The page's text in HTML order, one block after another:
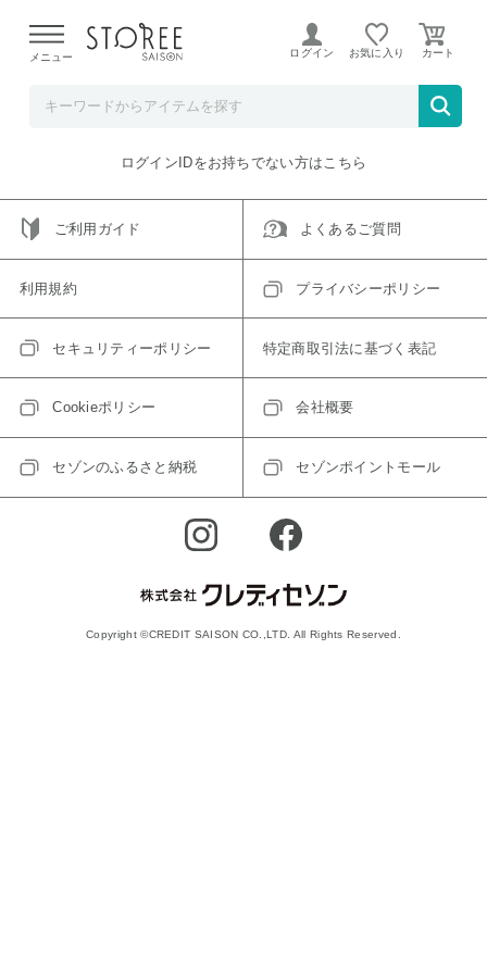
よる配送遅延が発生しております。
メニュー ログイン お気に入り
ご指定のアイテムは取り扱い終了、またはただいま取り扱い
トップへ戻る
ログインIDをお持ちでない方はこちら
ご利用ガイド よくあるご質問
利用規約 プライバシーポリシー
セキュリティーポリシー 特定商取引法に基づく表記
Cookieポリシー 会社概要
セゾンのふるさと納税 セゾンポイントモール
Copyright ©CREDIT SAISON CO.,LTD. All Rights Reserved.